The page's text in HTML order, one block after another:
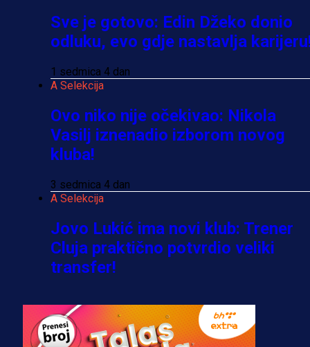
Sve je gotovo: Edin Džeko donio
odluku, evo gdje nastavlja
1 sedmica 4 dan
A Selekcija
Ovo niko nije očekivao: Nikola
Vasilj iznenadio izborom novog
kluba!
3 sedmica 4 dan
A Selekcija
Jovo Lukić ima novi klub: Trener
Cluja praktično potvrdio veliki
transfer!
A Selekcija
Stigla potvrda od predsjednika